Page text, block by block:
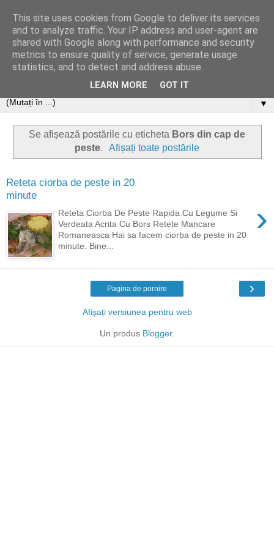
▼
Se afișează postările cu eticheta Bors din cap de
peste. Afișați toate postările
Reteta ciorba de peste in 20
minute
›
Reteta Ciorba De Peste Rapida Cu Legume Si
Verdeata Acrita Cu Bors Retete Mancare
Romaneasca Hai sa facem ciorba de peste in 20
minute. Bine...
›
Pagina de pornire
Afișați versiunea pentru web
Un produs Blogger.
This site uses cookies from Google to deliver its services
and to analyze traffic. Your IP address and user-agent are
shared with Google along with performance and security
metrics to ensure quality of service, generate usage
statistics, and to detect and address abuse.
LEARN MORE GOT IT